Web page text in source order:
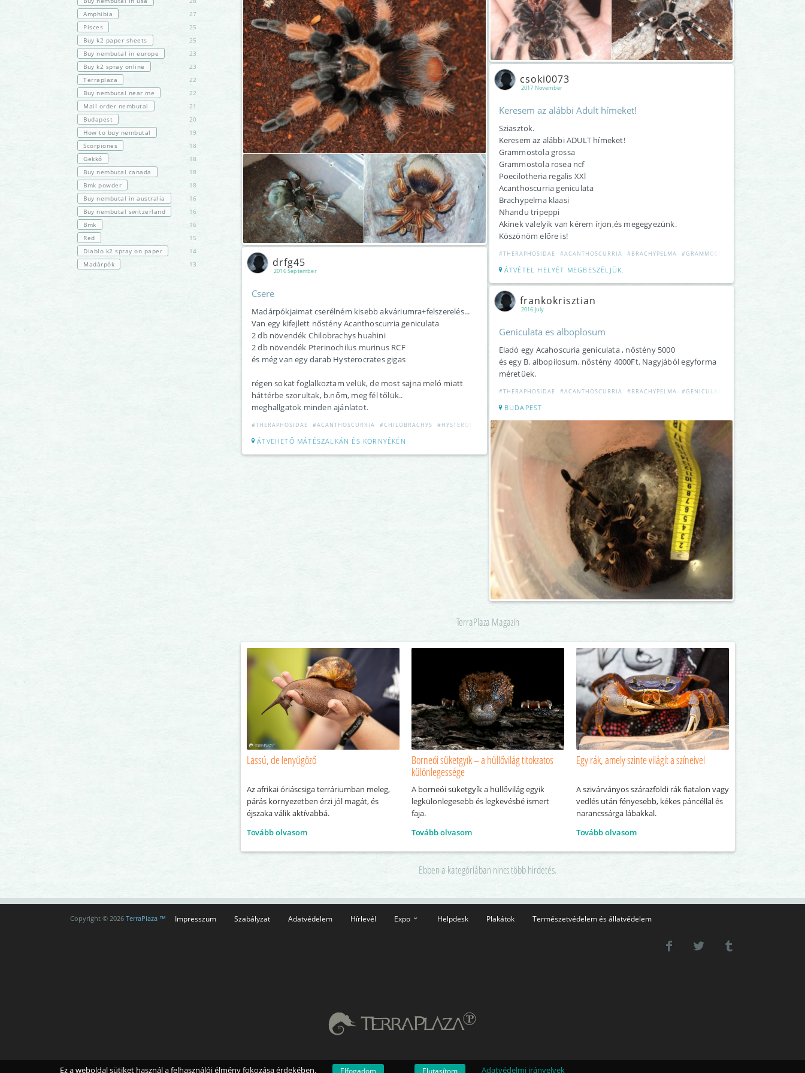
Amphibia
27
Pisces
25
Buy k2 paper sheets
25
Buy nembutal in europe
23
Buy k2 spray online
23
Terraplaza
22
Buy nembutal near me
22
Mail order nembutal
21
Budapest
20
How to buy nembutal
19
Scorpiones
18
Gekkó
18
Buy nembutal canada
18
Bmk powder
18
Buy nembutal in australia
16
Buy nembutal switzerland
16
Bmk
16
Red
15
Diablo k2 spray on paper
14
Madárpók
13
2016 September
drfg45
Csere
Madárpókjaimat cserélném kisebb akváriumra+felszerelés...
Van egy kifejlett nőstény Acanthoscurria geniculata
2 db növendék Chilobrachys huahini
2 db növendék Pterinochilus murinus RCF
és még van egy darab Hysterocrates gigas
régen sokat foglalkoztam velük, de most sajna meló miatt
háttérbe szorultak, b.nőm, meg fél tőlük..
meghallgatok minden ajánlatot.
#THERAPHOSIDAE #ACANTHOSCURRIA #CHILOBRACHYS #HYSTEROCRATES #PTERINOCHILUS
ÁTVEHETŐ MÁTÉSZALKÁN ÉS KÖRNYÉKÉN
2017 November
csoki0073
Keresem az alábbi Adult hímeket!
Sziasztok.
Keresem az alábbi ADULT hímeket!
Grammostola grossa
Grammostola rosea ncf
Poecilotheria regalis XXl
Acanthoscurria geniculata
Brachypelma klaasi
Nhandu tripeppi
Akinek valelyik van kérem írjon,és megegyezünk.
Köszönöm előre is!
#THERAPHOSIDAE #ACANTHOSCURRIA #BRACHYPELMA #GRAMMOSTOLA
ÁTVÉTEL HELYÉT MEGBESZÉLJÜK.
2016 July
frankokrisztian
Geniculata es alboplosum
Eladó egy Acahoscuria geniculata , nőstény 5000
és egy B. albopilosum, nőstény 4000Ft. Nagyjából egyforma
méretüek.
#THERAPHOSIDAE #ACANTHOSCURRIA #BRACHYPELMA #GENICULATA
BUDAPEST
TerraPlaza Magazin
Lassú, de lenyűgöző
Az afrikai óriáscsiga terráriumban meleg,
párás környezetben érzi jól magát, és
éjszaka válik aktívabbá.
Tovább olvasom
Borneói süketgyík – a hüllővilág titokzatos
különlegessége
A borneói süketgyík a hüllővilág egyik
legkülönlegesebb és legkevésbé ismert
faja.
Tovább olvasom
Egy rák, amely szinte világít a színeivel
A szivárványos szárazföldi rák fiatalon vagy
vedlés után fényesebb, kékes páncéllal és
narancssárga lábakkal.
Tovább olvasom
Ebben a kategóriában nincs több hirdetés.
Copyright © 2026 TerraPlaza ™ Impresszum Szabályzat Adatvédelem Hírlevél Expo Helpdesk Plakátok Természetvédelem és állatvédelem
Ez a weboldal sütiket használ a felhasználói élmény fokozása érdekében. Elfogadom Elutasítom Adatvédelmi irányelvek